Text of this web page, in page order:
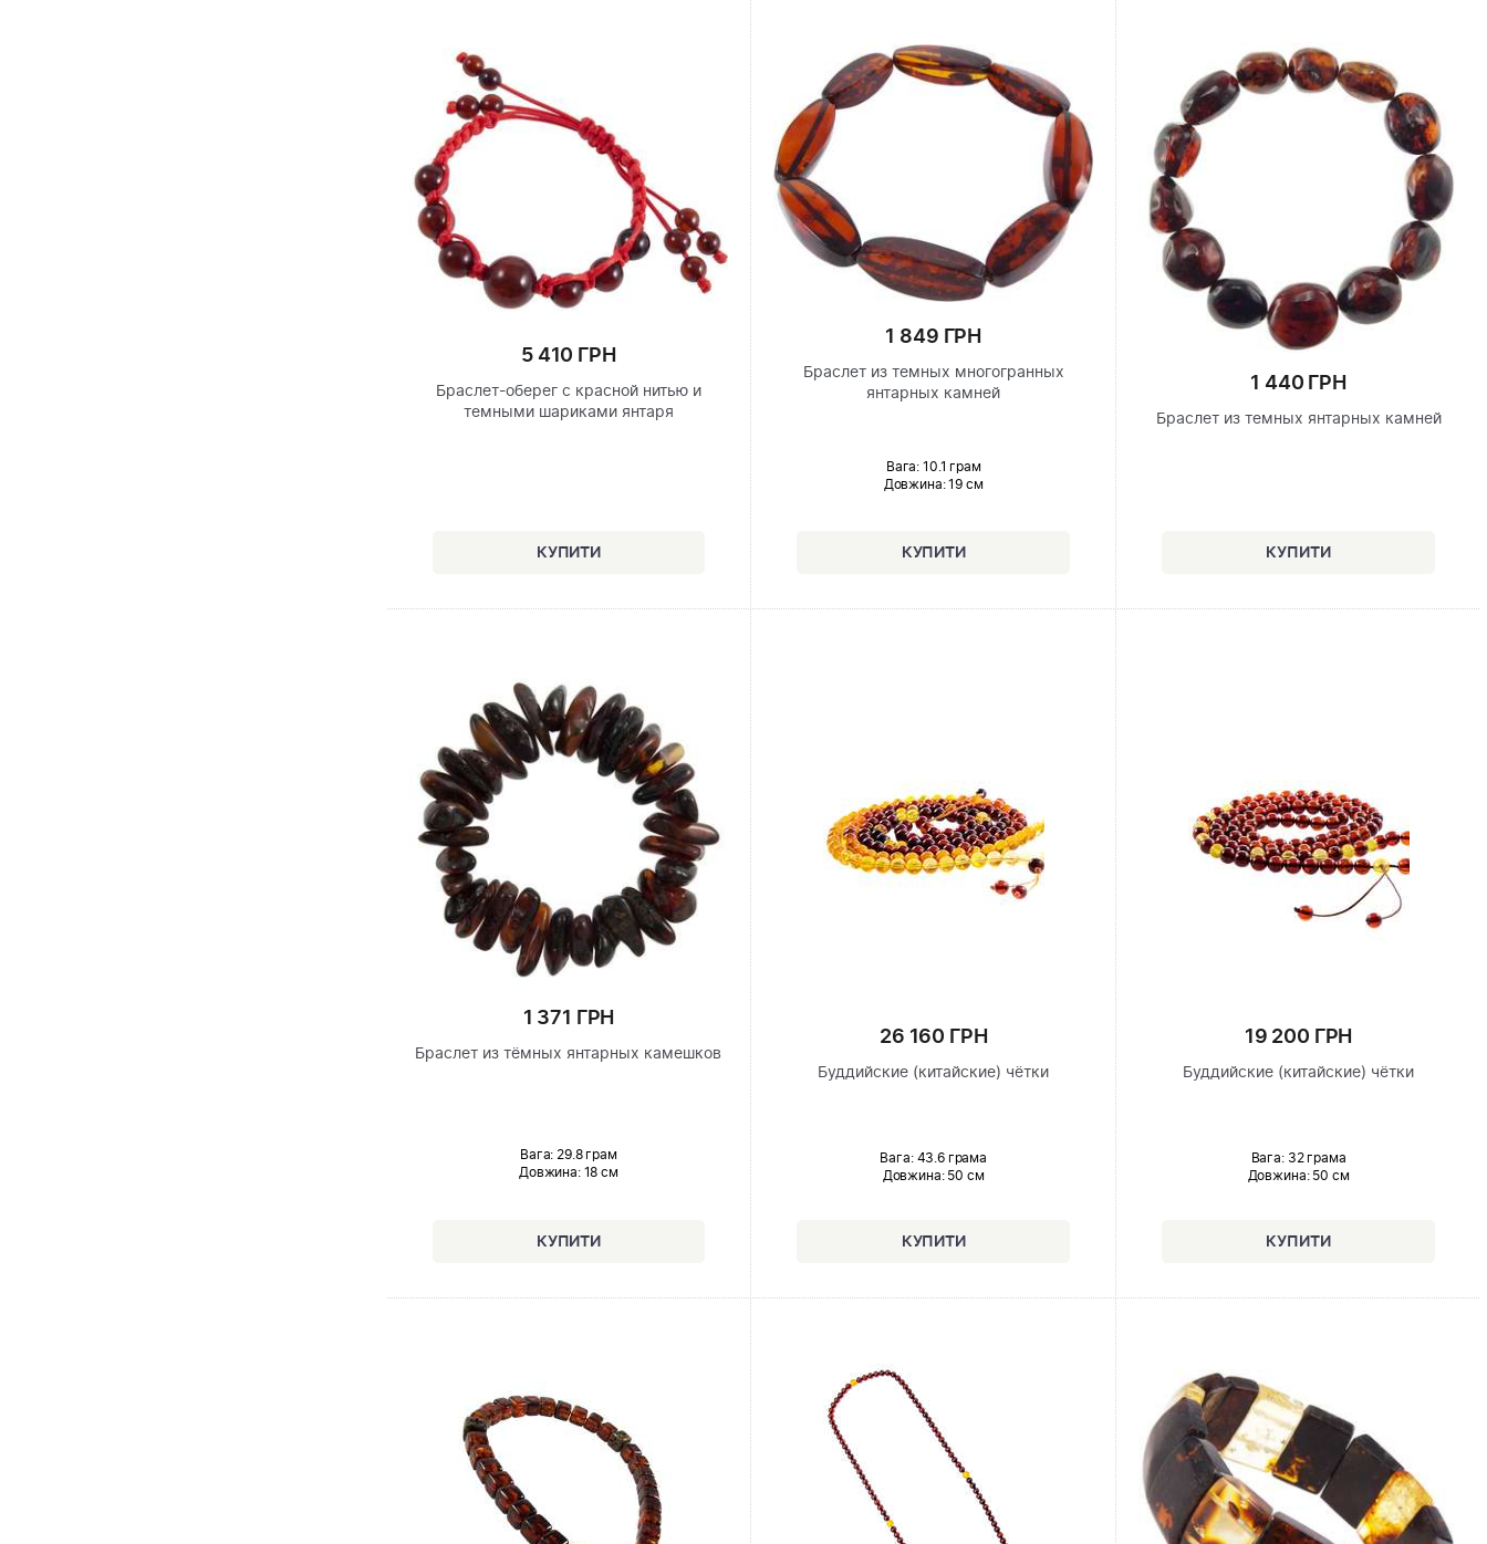
5 410 ГРН
Браслет-оберег с красной нитью и
темными шариками янтаря
1 849 ГРН
Браслет из темных многогранных
янтарных камней
Вага: 10.1 грам
Довжина:19 см
1 440 ГРН
Браслет из темных янтарных камней
1 371 ГРН
Браслет из тёмных янтарных камешков
Вага: 29.8 грам
Довжина:18 см
26 160 ГРН
Буддийские (китайские) чётки
Вага: 43.6 грама
Довжина:50 см
19 200 ГРН
Буддийские (китайские) чётки
Вага: 32 грама
Довжина:50 см